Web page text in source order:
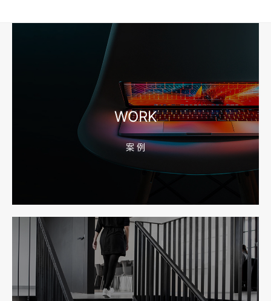
宁波高端网站建设公司推荐，移动端验收别放到最后
宁波网站建设报价怎么看？合同、源码和后台要先写清
2026-08-04 17:55:09
宁波制造业网站建设公司怎么选？先看产品询盘字段
WORK
案 例